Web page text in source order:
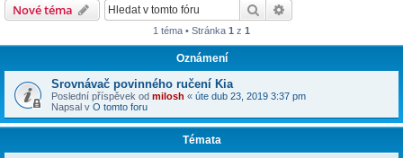
Nové téma Hledat
1 téma • Stránka 1 z 1
Oznámení
Srovnávač povinného ručení Kia
Poslední příspěvek od milosh « úte dub 23, 2019 3:37 pm
Napsal v O tomto foru
Témata